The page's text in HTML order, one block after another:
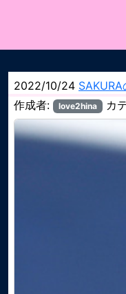
2022/10/24
作成者:
love2hina カ